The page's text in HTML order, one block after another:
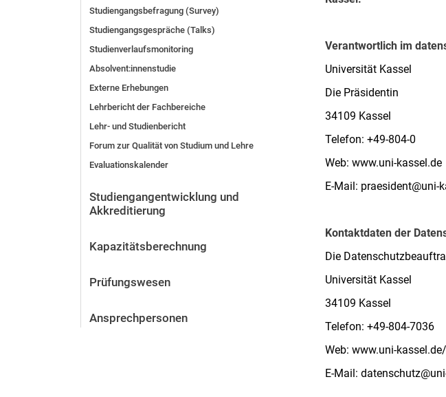
Hochschulentwicklung
Gleichstellung, Familiengerechtigkeit und Diversity
Gesundheitsportal
Personal- und Organisationsentwicklung
Personal und Organisation ⚿
Qualitätsmanagement
Technik und Infrastruktur
Toolbox für Öffentlichkeitsarbeit
Toolbox Studierendenmarketing und Student-Life-Cycle-Management
Sicherheit auf dem Campus
Studiengangsbefragung (Survey)
Studiengangsgespräche (Talks)
Studienverlaufsmonitoring
Absolvent:innenstudie
Externe Erhebungen
Lehrbericht der Fachbereiche
Lehr- und Studienbericht
Forum zur Qualität von Studium und Lehre
Evaluationskalender
Studiengangentwicklung und
Akkreditierung
Kapazitätsberechnung
Prüfungswesen
Ansprechpersonen
Verantwortlich im
Universität Kassel
Die Präsidentin
34109 Kassel
Telefon: +49-804-0
Web: www.uni-kassel.de
E-Mail: praesident@uni-
Kontaktdaten der
Die
Universität Kassel
34109 Kassel
Telefon: +49-804-7036
Web: www.uni-
E-Mail: